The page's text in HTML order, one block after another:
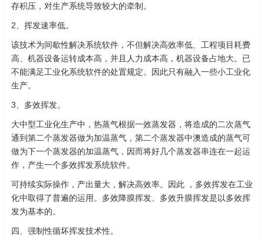
存积压，对生产系统导致较大的牵制。
2、挥发速率低。
该技术为间歇性解决系统软件，不但解决高效率低、工程项目耗费
高、机器设备运转成本高，并且人力成本高，机器设备占地大。已
不能满足工业化系统软件的处置规定。因此只有融入一些小工业化
生产。
3、多效挥发。
大中型工业化生产中，热蒸气根据一效蒸发器，将造成的二次蒸气
通到第二个蒸发器做为加温蒸气，第二个蒸发器中澳造成的蒸气可
做为下一个蒸发器的加温蒸气，因而将好几个蒸发器串连在一起运
作，产生一个多效挥发系统软件。
可持续实际操作，产出量大，解决高效率。因此 ，多效挥发在工业
化中取得了普遍的运用。多效降膜挥发、多效升膜挥发是以多效挥
发为基本的。
四、强制性循坏挥发技术性。